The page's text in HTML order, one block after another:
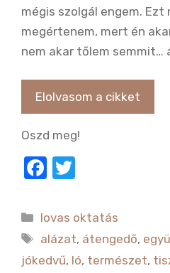
mégis szolgál engem. Ezt
megértenem, mert én
nem akar tőlem semmit…
Elolvasom a cikket
Oszd meg!
F
c
e
b
it
te
r
Kategória
lovas oktatás
Címkék
alázat, átengedő,
jókedvű, ló, természet,